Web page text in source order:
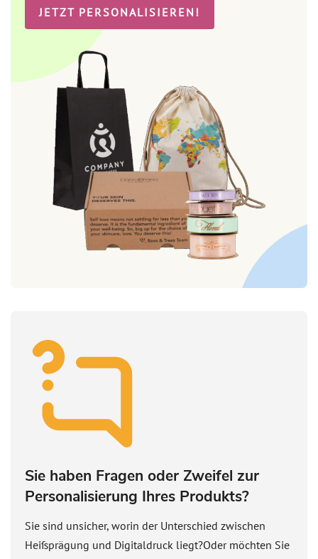
JETZT PERSONALISIEREN!
Sie haben Fragen oder Zweifel zur
Personalisierung Ihres Produkts?
Sie sind unsicher, worin der Unterschied zwischen
Heißprägung und Digitaldruck liegt?Oder möchten Sie